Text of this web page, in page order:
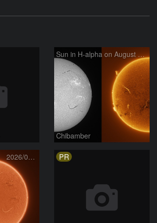
Sun in H-alpha on August 6, 2026
Chibamber
太陽 Hα線全面像 2026/08/06 PR